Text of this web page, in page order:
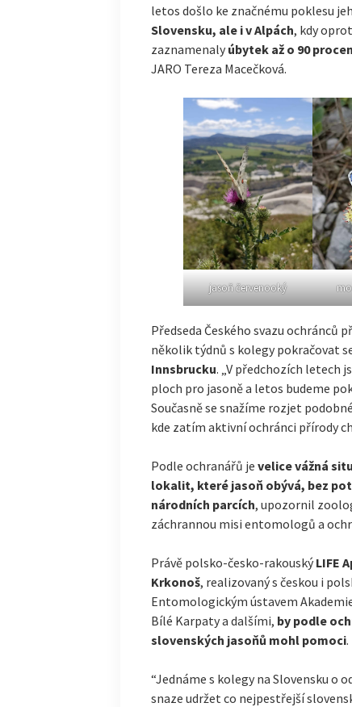
letos došlo ke značnému poklesu
Slovensku, ale i v Alpách, kdy
zaznamenaly úbytek až o 90
JARO Tereza Macečková.
jasoň červenooký
Předseda Českého svazu ochránců
několik týdnů s kolegy pokračovat
Innsbrucku. „V předchozích letech
ploch pro jasoně a letos budeme
Současně se snažíme rozjet
kde zatím aktivní ochránci přírody
Podle ochranářů je velice vážná
lokalit, které jasoň obývá, bez
národních parcích, upozornil
záchrannou misi entomologů a
Právě polsko-česko-rakouský LIFE
Krkonoš, realizovaný s českou i
Entomologickým ústavem
Bílé Karpaty a dalšími, by podle
slovenských jasoňů mohl pomoci.
“Jednáme s kolegy na Slovensku o
snaze udržet co nejpestřejší